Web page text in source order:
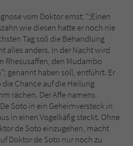
vom Doktor ernst: ";Einen
wie diesen hatte er noch nie
Tag soll die Behandlung
alles anders. In der Nacht wird
Rhesusaffen, den Mudambo
genannt haben soll, entführt. Er
Chance auf die Heilung
rächen. Der Affe namens
Soto in ein Geheimversteck in
in einen Vogelkäfig steckt. Ohne
de Soto einzugehen, macht
Doktor de Soto nur noch zu